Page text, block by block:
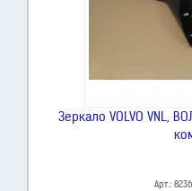
Зеркало VOLVO VNL,
Арт.: